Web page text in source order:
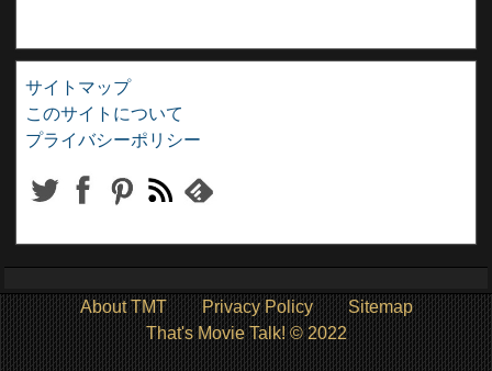
サイトマップ
このサイトについて
プライバシーポリシー
About TMT Privacy Policy
Sitemap
That's Movie Talk! © 2022